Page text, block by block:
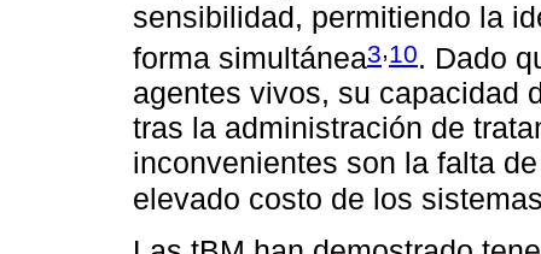
sensibilidad, permitiendo la
forma simultánea3,10. Dado
agentes vivos, su capacidad
tras la administración de
inconvenientes son la falta
elevado costo de los